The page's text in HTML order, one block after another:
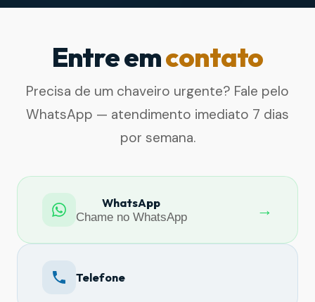
Entre emcontato
Precisa de um chaveiro urgente? Fale pelo
WhatsApp — atendimento imediato 7 dias
por semana.
WhatsApp
Chame no WhatsApp
→
Telefone